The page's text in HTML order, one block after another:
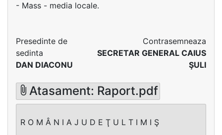
- Mass - media locale.
Presedinte de
sedinta
DAN DIACONU
Contrasemneaza
SECRETAR GENERAL CAIUS
ŞULI
Atasament: Raport.pdf
R O M Â N I A J U D E Ţ U L T I M I Ş